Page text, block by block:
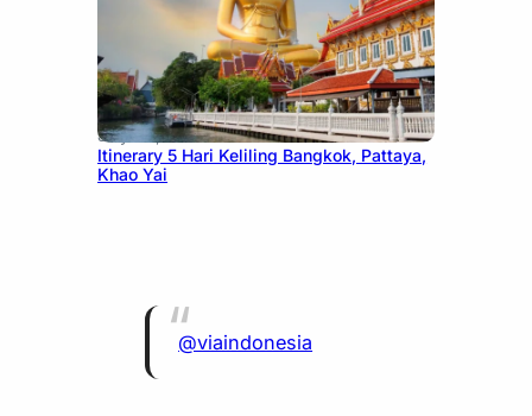
July 20, 2026
Itinerary 5 Hari Keliling Bangkok, Pattaya,
Khao Yai
@viaindonesia